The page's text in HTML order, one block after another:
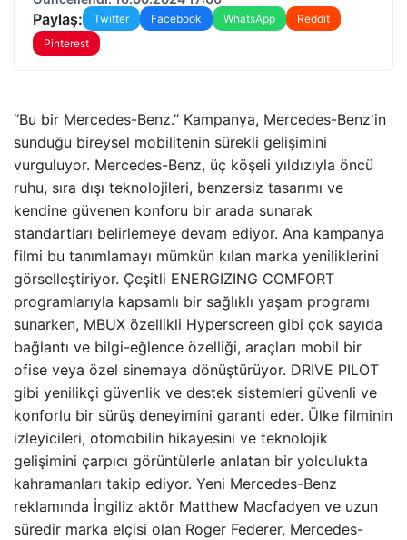
Paylaş: Twitter Facebook WhatsApp
Reddit
Pinterest
“Bu bir Mercedes-Benz.” Kampanya, Mercedes-Benz'in
sunduğu bireysel mobilitenin sürekli gelişimini
vurguluyor. Mercedes-Benz, üç köşeli yıldızıyla öncü
ruhu, sıra dışı teknolojileri, benzersiz tasarımı ve
kendine güvenen konforu bir arada sunarak
standartları belirlemeye devam ediyor. Ana kampanya
filmi bu tanımlamayı mümkün kılan marka yeniliklerini
görselleştiriyor. Çeşitli ENERGIZING COMFORT
programlarıyla kapsamlı bir sağlıklı yaşam programı
sunarken, MBUX özellikli Hyperscreen gibi çok sayıda
bağlantı ve bilgi-eğlence özelliği, araçları mobil bir
ofise veya özel sinemaya dönüştürüyor. DRIVE PILOT
gibi yenilikçi güvenlik ve destek sistemleri güvenli ve
konforlu bir sürüş deneyimini garanti eder. Ülke filminin
izleyicileri, otomobilin hikayesini ve teknolojik
gelişimini çarpıcı görüntülerle anlatan bir yolculukta
kahramanları takip ediyor. Yeni Mercedes-Benz
reklamında İngiliz aktör Matthew Macfadyen ve uzun
süredir marka elçisi olan Roger Federer, Mercedes-